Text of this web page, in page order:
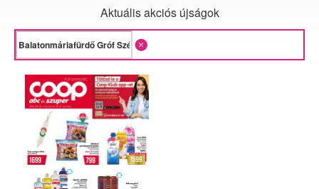
Aktuális akciós újságok